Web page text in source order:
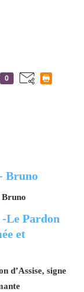
0
Bruno
d’Assise, signe